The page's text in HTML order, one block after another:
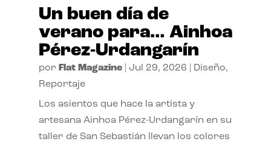
Un buen día de
verano para… Ainhoa
Pérez-Urdangarín
por Flat Magazine| Jul 29, 2026 Diseño,
Reportaje
Los asientos que hace la artista y
artesana Ainhoa Pérez-Urdangarín en su
taller de San Sebastián llevan los colores